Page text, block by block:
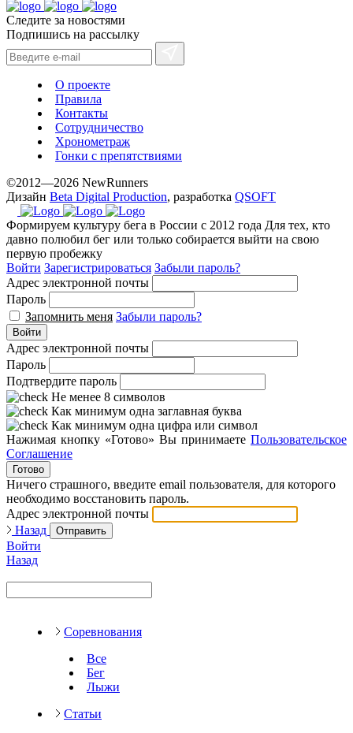
Следите за новостями
Подпишись на рассылку
О проекте
Правила
Контакты
Сотрудничество
Хронометраж
Гонки с препятствиями
©2012—2026 NewRunners
Дизайн Beta Digital Production, разработка QSOFT
Формируем культуру бега в России с 2012 года Для тех, кто
давно полюбил бег или только собирается выйти на свою
первую пробежку
Войти Зарегистрироваться Забыли пароль?
Адрес электронной почты
Пароль
Запомнить меня Забыли пароль?
Войти
Адрес электронной почты
Пароль
Подтвердите пароль
Не менее 8 символов
Как минимум одна заглавная буква
Как минимум одна цифра или символ
Нажимая кнопку «Готово» Вы принимаете Пользовательское
Соглашение
Готово
Ничего страшного, введите email пользователя, для которого
необходимо восстановить пароль.
Адрес электронной почты
Назад
Отправить
Войти
Назад
Соревнования
Все
Бег
Лыжи
Статьи